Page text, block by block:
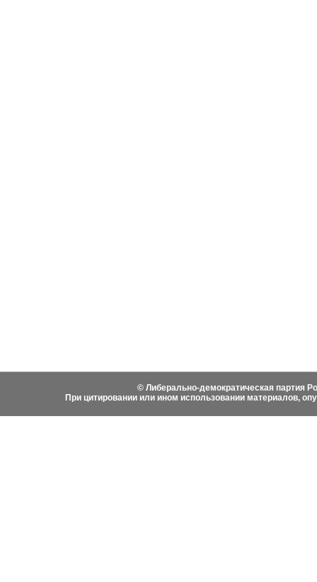
© Либерально-демократическая партия
При цитировании или ином использовании материалов,